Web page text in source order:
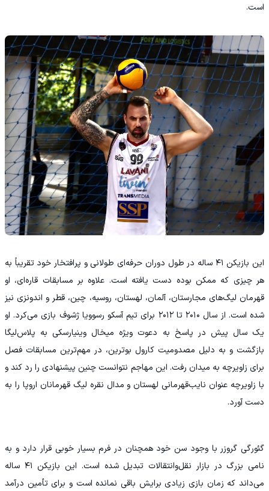
است.
این بازیکن ۴۱ ساله در طول دوران حرفه‌ای طولانی و پرافتخار خود تقریباً به
هر چیزی که ممکن بوده دست یافته است. علاوه بر مسابقات قاره‌ای، او
قهرمان لیگ‌های مجارستان، آلمان، لهستان، روسیه، چین، قطر و اندونزی نیز
شده است. از سال ۲۰۱۰ تا ۲۰۱۲ برای تیم آسکو رسوویا ژشوف بازی می‌کرد. او
یک سال پیش در پاسخ به دعوت ویژه میخال وینیارسکی به پلاس‌لیگا
بازگشت و به دلیل مصدومیت کارول بوترین، در مهم‌ترین مسابقات فصل
برای زاویرچه به میدان رفت. این مهاجم نتوانست چنین پیشنهادی را رد کند و
با زاویرچه عنوان نایب‌قهرمانی لهستان و مدال نقره لیگ قهرمانان اروپا را به
دست آورد.
گئورگی گروزر با وجود سن خود همچنان در فرم بسیار خوبی قرار دارد و به
نامی بزرگ در بازار نقل‌وانتقالات تبدیل شده است. این بازیکن ۴۱ ساله
می‌داند که زمان بازی زیادی برایش باقی نمانده است و برای تأمین درآمد